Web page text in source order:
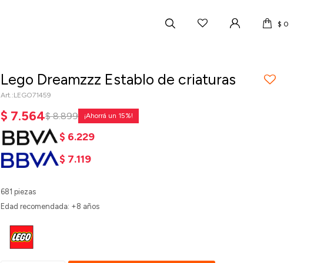
$ 0
Lego Dreamzzz Establo de criaturas
LEGO71459
$ 7.564$ 8.899 15
$ 6.229
$ 7.119
681 piezas
Edad recomendada: +8 años